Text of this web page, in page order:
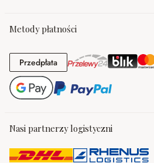
Metody płatności
PrzedpłataPrzedpłata
Nasi partnerzy logistyczni